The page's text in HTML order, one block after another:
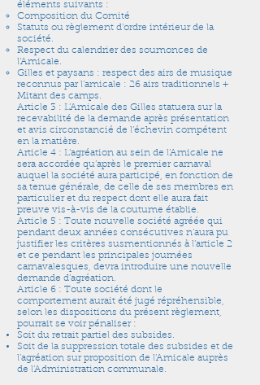
éléments suivants :
Composition du Comité
Statuts ou règlement d’ordre intérieur de la
société.
Respect du calendrier des soumonces de
l’Amicale.
Gilles et paysans : respect des airs de musique
reconnus par l’amicale : 26 airs traditionnels +
Mitant des camps.
Article 3 : L’Amicale des Gilles statuera sur la
recevabilité de la demande après présentation
et avis circonstancié de l’échevin compétent
en la matière.
Article 4 : L‘agréation au sein de l’Amicale ne
sera accordée qu’après le premier carnaval
auquel la société aura participé, en fonction de
sa tenue générale, de celle de ses membres en
particulier et du respect dont elle aura fait
preuve vis-à-vis de la coutume établie.
Article 5 : Toute nouvelle société agréée qui
pendant deux années consécutives n’aura pu
justifier les critères susmentionnés à l’article 2
et ce pendant les principales journées
carnavalesques, devra introduire une nouvelle
demande d’agréation.
Article 6 : Toute société dont le
comportement aurait été jugé répréhensible,
selon les dispositions du présent règlement,
pourrait se voir pénaliser :
Soit du retrait partiel des subsides.
Soit de la suppression totale des subsides et de
l’agréation sur proposition de l’Amicale auprès
de l’Administration communale.